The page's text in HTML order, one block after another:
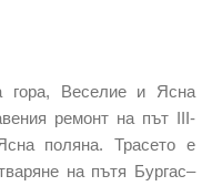
гора, Веселие и Ясна
ремонт на път III-
поляна. Трасето е
на пътя Бургас–